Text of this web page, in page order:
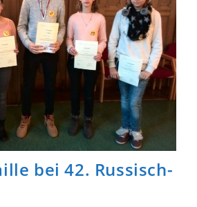
bei 42. Russisch-